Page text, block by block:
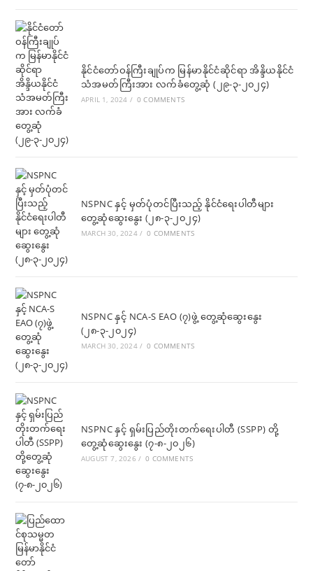
နိုင်ငံတော်ဝန်ကြီးချုပ်က မြန်မာနိုင်ငံဆိုင်ရာ အိန္ဒိယနိုင်ငံ
သံအမတ်ကြီးအား လက်ခံတွေ့ဆုံ (၂၉-၃-၂၀၂၄)
APRIL 1, 2024 / 0 COMMENTS
NSPNC နှင့် မှတ်ပုံတင်ပြီးသည့် နိုင်ငံရေးပါတီများ
တွေ့ဆုံဆွေးနွေး (၂၈-၃-၂၀၂၄)
MARCH 30, 2024 / 0 COMMENTS
NSPNC နှင့် NCA-S EAO (၇)ဖွဲ့ တွေ့ဆုံဆွေးနွေး
(၂၈-၃-၂၀၂၄)
MARCH 30, 2024 / 0 COMMENTS
NSPNC နှင့် ရှမ်းပြည်တိုးတက်ရေးပါတီ (SSPP) တို့
တွေ့ဆုံဆွေးနွေး (၇-၈-၂၀၂၆)
AUGUST 7, 2026 / 0 COMMENTS